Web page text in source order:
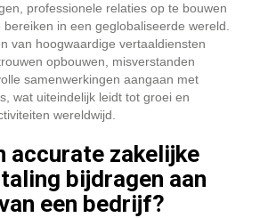
professionele relaties op te bouwen
in een geglobaliseerde wereld.
van hoogwaardige vertaaldiensten
opbouwen, misverstanden
samenwerkingen aangaan met
wat uiteindelijk leidt tot groei en
wereldwijd.
accurate zakelijke
bijdragen aan
een bedrijf?